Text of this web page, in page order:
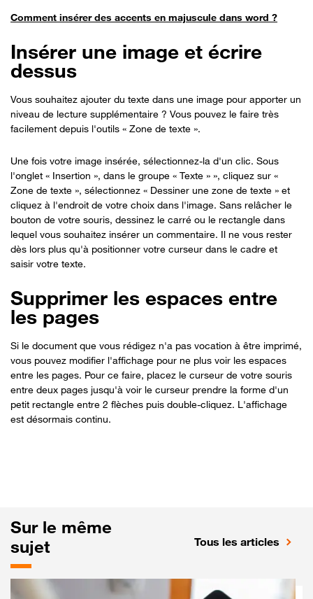
Comment insérer des accents en majuscule dans word ?
Insérer une image et écrire
dessus
Vous souhaitez ajouter du texte dans une image pour apporter un
niveau de lecture supplémentaire ? Vous pouvez le faire très
facilement depuis l'outils « Zone de texte ».
Une fois votre image insérée, sélectionnez-la d'un clic. Sous
l'onglet « Insertion », dans le groupe « Texte » », cliquez sur «
Zone de texte », sélectionnez « Dessiner une zone de texte » et
cliquez à l'endroit de votre choix dans l'image. Sans relâcher le
bouton de votre souris, dessinez le carré ou le rectangle dans
lequel vous souhaitez insérer un commentaire. Il ne vous rester
dès lors plus qu'à positionner votre curseur dans le cadre et
saisir votre texte.
Supprimer les espaces entre
les pages
Si le document que vous rédigez n'a pas vocation à être imprimé,
vous pouvez modifier l'affichage pour ne plus voir les espaces
entre les pages. Pour ce faire, placez le curseur de votre souris
entre deux pages jusqu'à voir le curseur prendre la forme d'un
petit rectangle entre 2 flèches puis double-cliquez. L'affichage
est désormais continu.
Sur le même
sujet
Tous les articles